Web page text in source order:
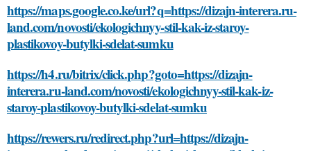
https://maps.google.co.ke/url?q=https://dizajn-interera.ru-
land.com/novosti/ekologichnyy-stil-kak-iz-staroy-
plastikovoy-butylki-sdelat-sumku
https://h4.ru/bitrix/click.php?goto=https://dizajn-
interera.ru-land.com/novosti/ekologichnyy-stil-kak-iz-
staroy-plastikovoy-butylki-sdelat-sumku
https://rewers.ru/redirect.php?url=https://dizajn-